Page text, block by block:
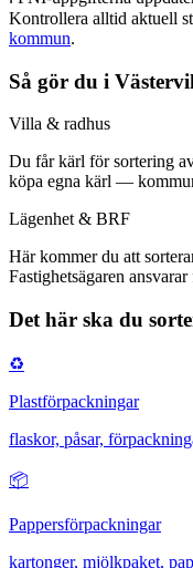
Kontrollera alltid aktuell
kommun.
Så gör du i
Villa & radhus
Du får kärl för sortering
köpa egna kärl —
Lägenhet & BRF
Här kommer du att
Fastighetsägaren
Det här ska du
♻️
Plastförpackningar
flaskor, påsar,
📦
Pappersförpackningar
kartonger, mjölkpaket,